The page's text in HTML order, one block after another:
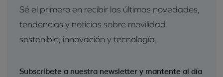
Sé el primero en recibir las últimas novedades,
tendencias y noticias sobre movilidad
sostenible, innovación y tecnología.
Subscríbete a nuestra newsletter y mantente al día